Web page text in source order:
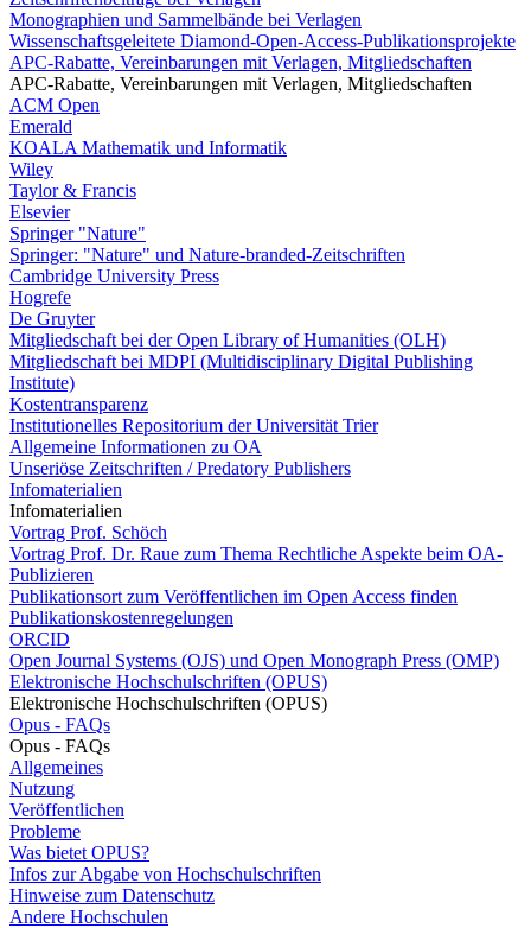
Monographien und Sammelbände bei Verlagen
Wissenschaftsgeleitete Diamond-Open-Access-Publikationsprojekte
APC-Rabatte, Vereinbarungen mit Verlagen, Mitgliedschaften
APC-Rabatte, Vereinbarungen mit Verlagen, Mitgliedschaften
ACM Open
Emerald
KOALA Mathematik und Informatik
Wiley
Taylor & Francis
Elsevier
Springer "Nature"
Springer: "Nature" und Nature-branded-Zeitschriften
Cambridge University Press
Hogrefe
De Gruyter
Mitgliedschaft bei der Open Library of Humanities (OLH)
Mitgliedschaft bei MDPI (Multidisciplinary Digital Publishing
Institute)
Kostentransparenz
Institutionelles Repositorium der Universität Trier
Allgemeine Informationen zu OA
Unseriöse Zeitschriften / Predatory Publishers
Infomaterialien
Infomaterialien
Vortrag Prof. Schöch
Vortrag Prof. Dr. Raue zum Thema Rechtliche Aspekte beim OA-
Publizieren
Publikationsort zum Veröffentlichen im Open Access finden
Publikationskostenregelungen
ORCID
Open Journal Systems (OJS) und Open Monograph Press (OMP)
Elektronische Hochschulschriften (OPUS)
Elektronische Hochschulschriften (OPUS)
Opus - FAQs
Opus - FAQs
Allgemeines
Nutzung
Veröffentlichen
Probleme
Was bietet OPUS?
Infos zur Abgabe von Hochschulschriften
Hinweise zum Datenschutz
Andere Hochschulen